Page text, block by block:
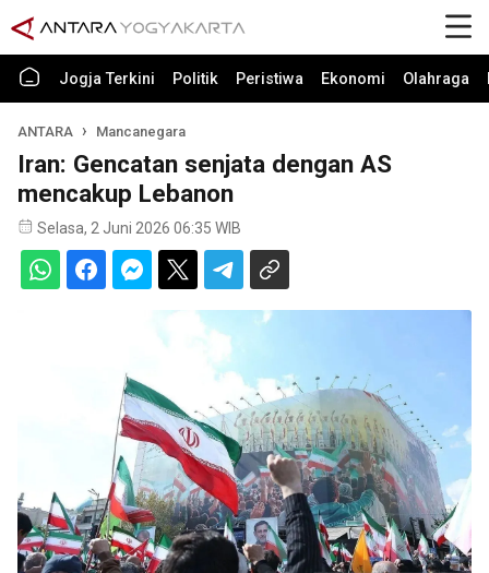
Jogja Terkini Politik Peristiwa Ekonomi Olahraga
ANTARA Mancanegara
Iran: Gencatan senjata dengan AS
mencakup Lebanon
Selasa, 2 Juni 2026 06:35 WIB